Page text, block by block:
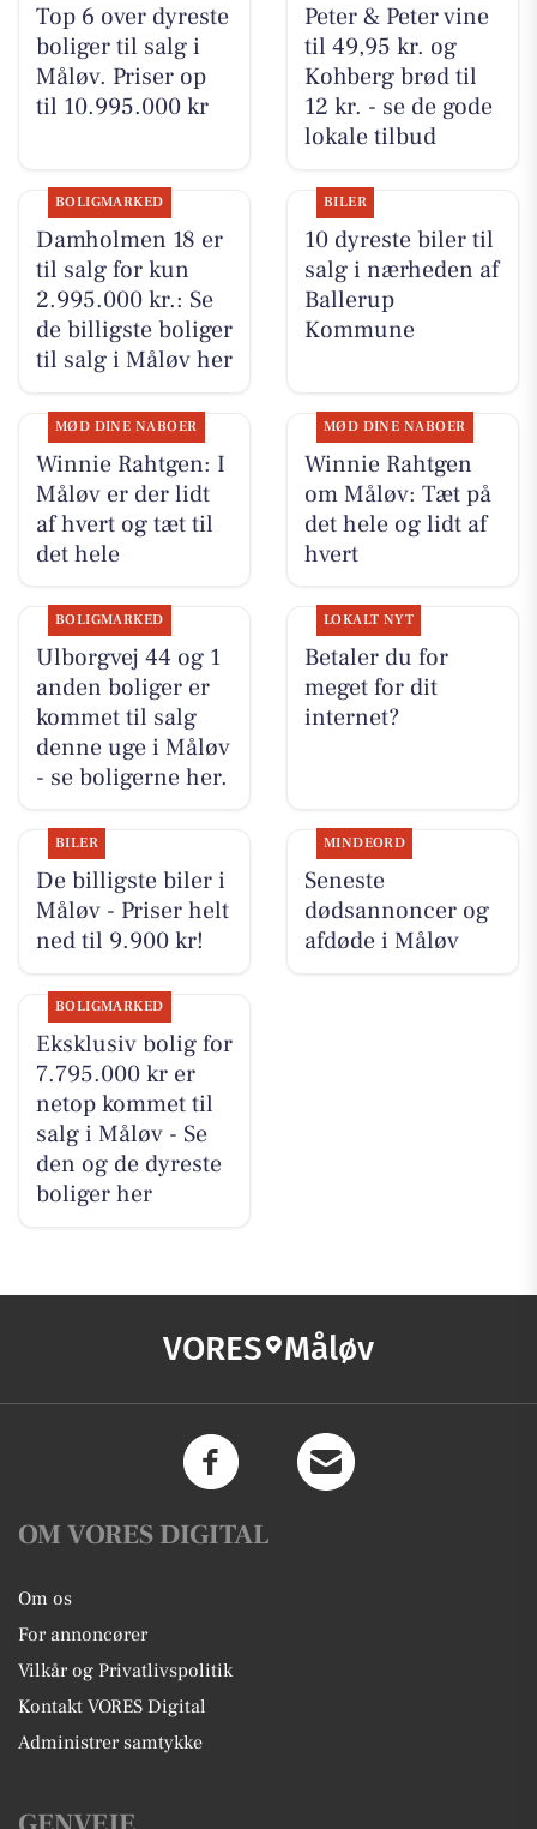
Top 6 over dyreste
boliger til salg i
Måløv. Priser op
til 10.995.000 kr
Peter & Peter vine
til 49,95 kr. og
Kohberg brød til
12 kr. - se de gode
lokale tilbud
BOLIGMARKED
Damholmen 18 er
til salg for kun
2.995.000 kr.: Se
de billigste boliger
til salg i Måløv her
BILER
10 dyreste biler til
salg i nærheden af
Ballerup
Kommune
MØD DINE NABOER
Winnie Rahtgen: I
Måløv er der lidt
af hvert og tæt til
det hele
MØD DINE NABOER
Winnie Rahtgen
om Måløv: Tæt på
det hele og lidt af
hvert
BOLIGMARKED
Ulborgvej 44 og 1
anden boliger er
kommet til salg
denne uge i Måløv
- se boligerne her.
LOKALT NYT
Betaler du for
meget for dit
internet?
BILER
De billigste biler i
Måløv - Priser helt
ned til 9.900 kr!
MINDEORD
Seneste
dødsannoncer og
afdøde i Måløv
BOLIGMARKED
Eksklusiv bolig for
7.795.000 kr er
netop kommet til
salg i Måløv - Se
den og de dyreste
boliger her
VORES Måløv
OM VORES DIGITAL
Om os
For annoncører
Vilkår og Privatlivspolitik
Kontakt VORES Digital
Administrer samtykke